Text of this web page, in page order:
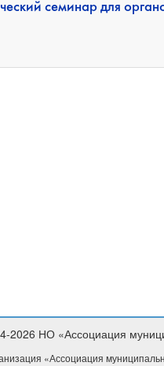
семинар для
2026 НО «Ассоциация
«Ассоциация